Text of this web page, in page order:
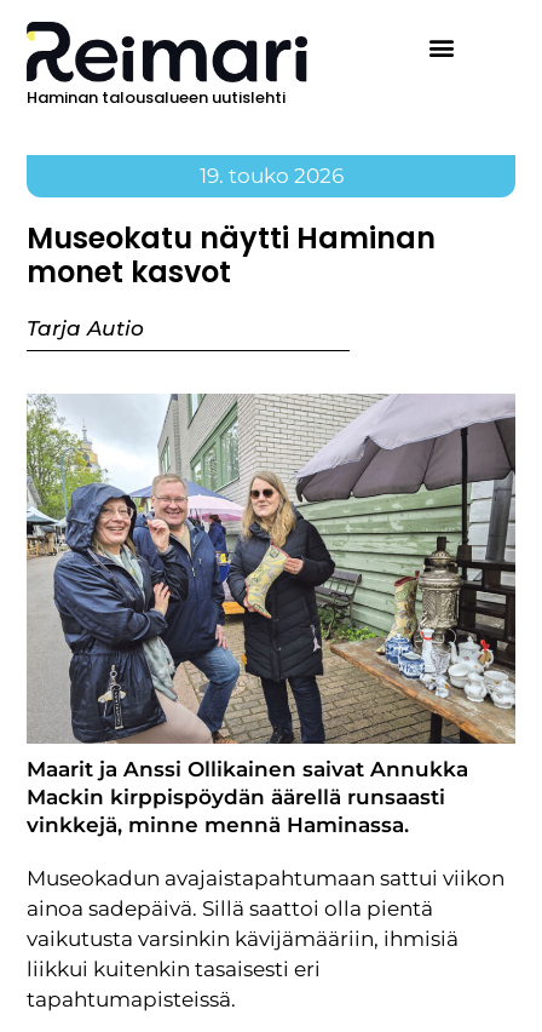
Haminan talousalueen uutislehti
19. touko 2026
Museokatu näytti Haminan
monet kasvot
Tarja Autio
Maarit ja Anssi Ollikainen saivat Annukka
Mackin kirppispöydän äärellä runsaasti
vinkkejä, minne mennä Haminassa.
Museokadun avajaistapahtumaan sattui viikon
ainoa sadepäivä. Sillä saattoi olla pientä
vaikutusta varsinkin kävijämääriin, ihmisiä
liikkui kuitenkin tasaisesti eri
tapahtumapisteissä.